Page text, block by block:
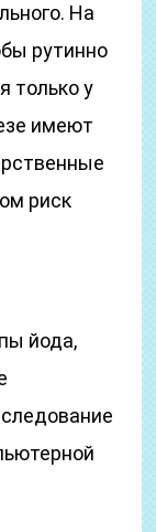
На
рутинно
только у
имеют
риск
йода,